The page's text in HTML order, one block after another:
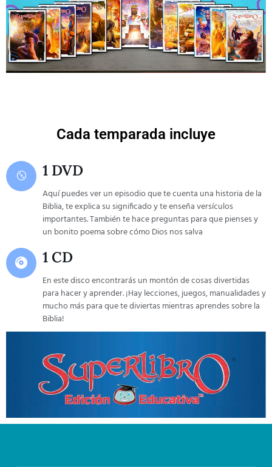
Cada temparada incluye
1 DVD
Aquí puedes ver un episodio que te cuenta una historia de la
Biblia, te explica su significado y te enseña versículos
importantes. También te hace preguntas para que pienses y
un bonito poema sobre cómo Dios nos salva
1 CD
En este disco encontrarás un montón de cosas divertidas
para hacer y aprender. ¡Hay lecciones, juegos, manualidades y
mucho más para que te diviertas mientras aprendes sobre la
Biblia!